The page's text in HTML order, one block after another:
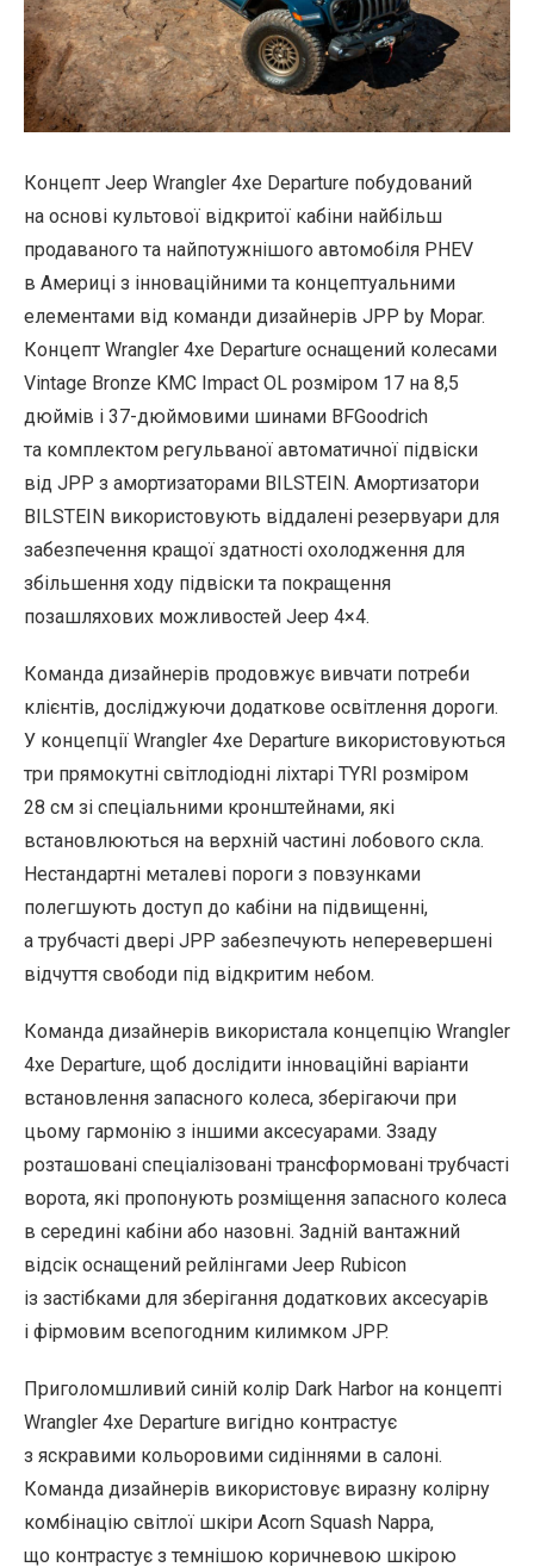
Концепт Jeep Wrangler 4xe Departure побудований
на основі культової відкритої кабіни найбільш
продаваного та найпотужнішого автомобіля PHEV
в Америці з інноваційними та концептуальними
елементами від команди дизайнерів JPP by Mopar.
Концепт Wrangler 4xe Departure оснащений колесами
Vintage Bronze KMC Impact OL розміром 17 на 8,5
дюймів і 37-дюймовими шинами BFGoodrich
та комплектом регульваної автоматичної підвіски
від JPP з амортизаторами BILSTEIN. Амортизатори
BILSTEIN використовують віддалені резервуари для
забезпечення кращої здатності охолодження для
збільшення ходу підвіски та покращення
позашляхових можливостей Jeep 4×4.
Команда дизайнерів продовжує вивчати потреби
клієнтів, досліджуючи додаткове освітлення дороги.
У концепції Wrangler 4xe Departure використовуються
три прямокутні світлодіодні ліхтарі TYRI розміром
28 см зі спеціальними кронштейнами, які
встановлюються на верхній частині лобового скла.
Нестандартні металеві пороги з повзунками
полегшують доступ до кабіни на підвищенні,
а трубчасті двері JPP забезпечують неперевершені
відчуття свободи під відкритим небом.
Команда дизайнерів використала концепцію Wrangler
4xe Departure, щоб дослідити інноваційні варіанти
встановлення запасного колеса, зберігаючи при
цьому гармонію з іншими аксесуарами. Ззаду
розташовані спеціалізовані трансформовані трубчасті
ворота, які пропонують розміщення запасного колеса
в середині кабіни або назовні. Задній вантажний
відсік оснащений рейлінгами Jeep Rubicon
із застібками для зберігання додаткових аксесуарів
і фірмовим всепогодним килимком JPP.
Приголомшливий синій колір Dark Harbor на концепті
Wrangler 4xe Departure вигідно контрастує
з яскравими кольоровими сидіннями в салоні.
Команда дизайнерів використовує виразну колірну
комбінацію світлої шкіри Acorn Squash Nappa,
що контрастує з темнішою коричневою шкірою